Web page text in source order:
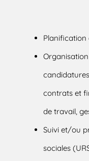
Planification
contrats et
de travail,
Suivi et/ou
sociales